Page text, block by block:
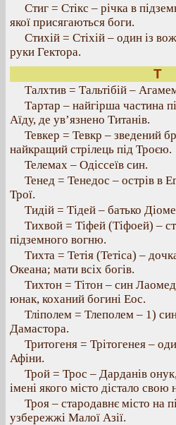
Стиг = Стікс – річка в
якої присягаються боги.
Стихій = Стіхій – один із
руки Гектора.
Т
Талхтив = Тальтібій –
Тартар – найгірша частина
Аїду, де ув’язнено Титанів.
Тевкер = Тевкр – зведений
найкращий стрілець під Троєю.
Телемах – Одіссеїв син.
Тенед = Тенедос – острів в
Трої.
Тидій = Тідей – батько
Тихвой = Тіфей (Тіфоей) –
підземного вогню.
Тихта = Тетія (Тетіса) –
Океана; мати всіх богів.
Тихтон = Тітон – син
юнак, коханий богині Еос.
Тліполем = Тлеполем – 1)
Дамастора.
Тритогеня = Трітогенея –
Афіни.
Трой = Трос – Дарданів
імені якого місто дістало свою
Троя – стародавнє місто на
узбережжі Малої Азії.